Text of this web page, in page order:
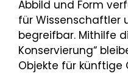
Abbild und Form
für Wissenschaftler
begreifbar. Mithilfe
Konservierung“
Objekte für künftige